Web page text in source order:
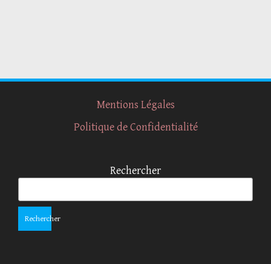
Mentions Légales
Politique de Confidentialité
Rechercher
Rechercher